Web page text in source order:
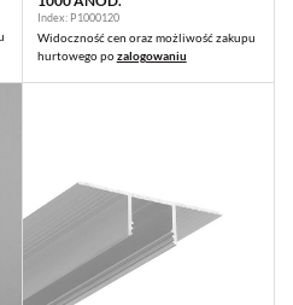
Index: P1000120
Widoczność cen oraz możliwość zakupu
hurtowego pozalogowaniu